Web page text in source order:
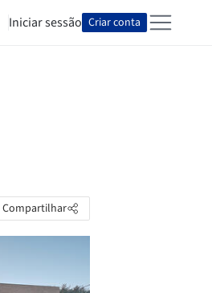
Iniciar sessão Criar conta
Compartilhar